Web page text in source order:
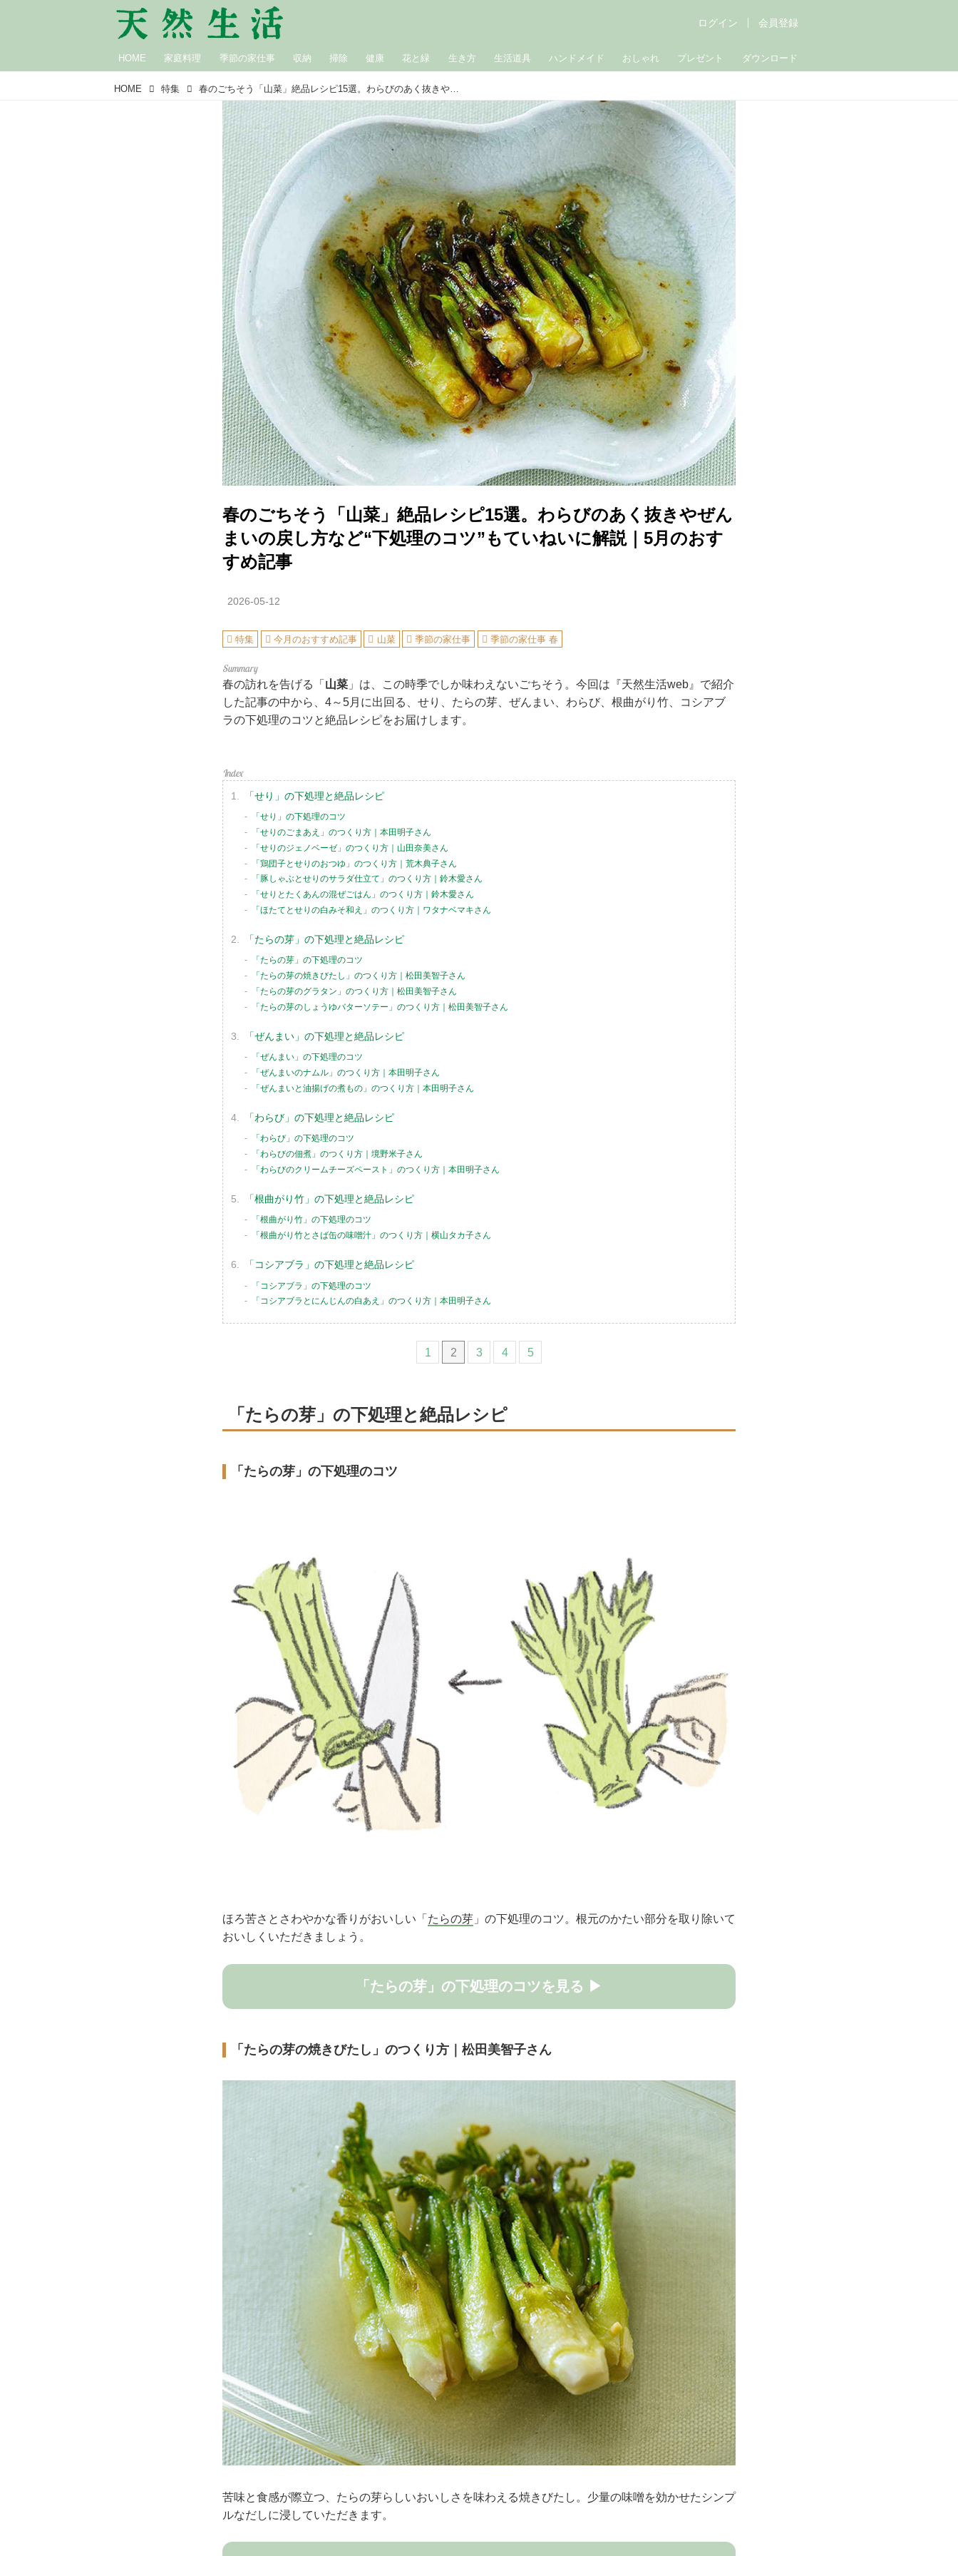
HOME 家庭料理 季節の家仕事 収納 掃除 健康 花と緑 生き方 生活道具 ハンドメイド おしゃれ プレゼント ダウンロード
ログイン 会員登録
HOME 特集 春のごちそう「山菜」絶品レシピ15選。わらびのあく抜きやぜんまいの戻し方など“下処理のコツ”もていねいに解説｜5月のおすすめ記事
春のごちそう「山菜」絶品レシピ15選。わらびのあく抜きやぜん
まいの戻し方など“下処理のコツ”もていねいに解説｜5月のおす
すめ記事
2026-05-12
特集 今月のおすすめ記事 山菜 季節の家仕事 季節の家仕事 春
春の訪れを告げる「 山菜 」は、この時季でしか味わえないごちそう。今回は『天然生活web』で紹介
した記事の中から、4～5月に出回る、せり、たらの芽、ぜんまい、わらび、根曲がり竹、コシアブ
ラの下処理のコツと絶品レシピをお届けします。
「せり」の下処理と絶品レシピ
「せり」の下処理のコツ
「せりのごまあえ」のつくり方｜本田明子さん
「せりのジェノベーゼ」のつくり方｜山田奈美さん
「鶏団子とせりのおつゆ」のつくり方｜荒木典子さん
「豚しゃぶとせりのサラダ仕立て」のつくり方｜鈴木愛さん
「せりとたくあんの混ぜごはん」のつくり方｜鈴木愛さん
「ほたてとせりの白みそ和え」のつくり方｜ワタナベマキさん
「たらの芽」の下処理と絶品レシピ
「たらの芽」の下処理のコツ
「たらの芽の焼きびたし」のつくり方｜松田美智子さん
「たらの芽のグラタン」のつくり方｜松田美智子さん
「たらの芽のしょうゆバターソテー」のつくり方｜松田美智子さん
「ぜんまい」の下処理と絶品レシピ
「ぜんまい」の下処理のコツ
「ぜんまいのナムル」のつくり方｜本田明子さん
「ぜんまいと油揚げの煮もの」のつくり方｜本田明子さん
「わらび」の下処理と絶品レシピ
「わらび」の下処理のコツ
「わらびの佃煮」のつくり方｜境野米子さん
「わらびのクリームチーズペースト」のつくり方｜本田明子さん
「根曲がり竹」の下処理と絶品レシピ
「根曲がり竹」の下処理のコツ
「根曲がり竹とさば缶の味噌汁」のつくり方｜横山タカ子さん
「コシアブラ」の下処理と絶品レシピ
「コシアブラ」の下処理のコツ
「コシアブラとにんじんの白あえ」のつくり方｜本田明子さん
1 2 3 4 5
「たらの芽」の下処理と絶品レシピ
「たらの芽」の下処理のコツ
ほろ苦さとさわやかな香りがおいしい「 たらの芽 」の下処理のコツ。根元のかたい部分を取り除いて
おいしくいただきましょう。
「たらの芽」の下処理のコツを見る ▶
「たらの芽の焼きびたし」のつくり方｜松田美智子さん
苦味と食感が際立つ、たらの芽らしいおいしさを味わえる焼きびたし。少量の味噌を効かせたシンプ
ルなだしに浸していただきます。